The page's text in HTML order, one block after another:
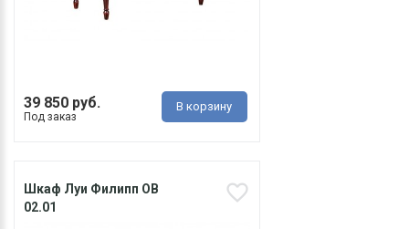
39 850 руб.
Под заказ
В корзину
Шкаф Луи Филипп ОВ
02.01